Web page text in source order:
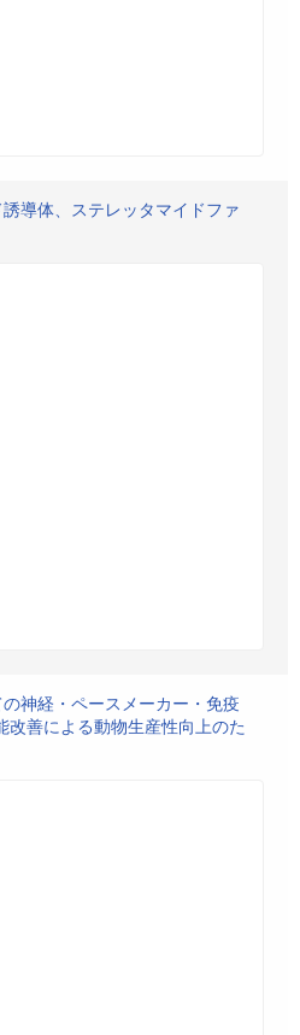
導体、ステレッタマイドファ
神経・ペースメーカー・免疫
改善による動物生産性向上のた